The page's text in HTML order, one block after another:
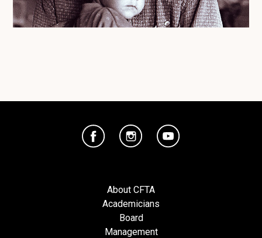
About CFTA
Academicians
Board
Management